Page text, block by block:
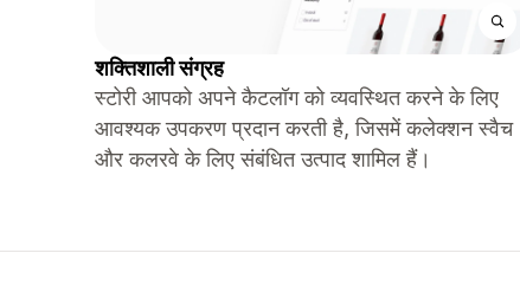
शक्तिशाली संग्रह
स्टोरी आपको अपने कैटलॉग को व्यवस्थित करने के लिए
आवश्यक उपकरण प्रदान करती है, जिसमें कलेक्शन स्वैच
और कलरवे के लिए संबंधित उत्पाद शामिल हैं।